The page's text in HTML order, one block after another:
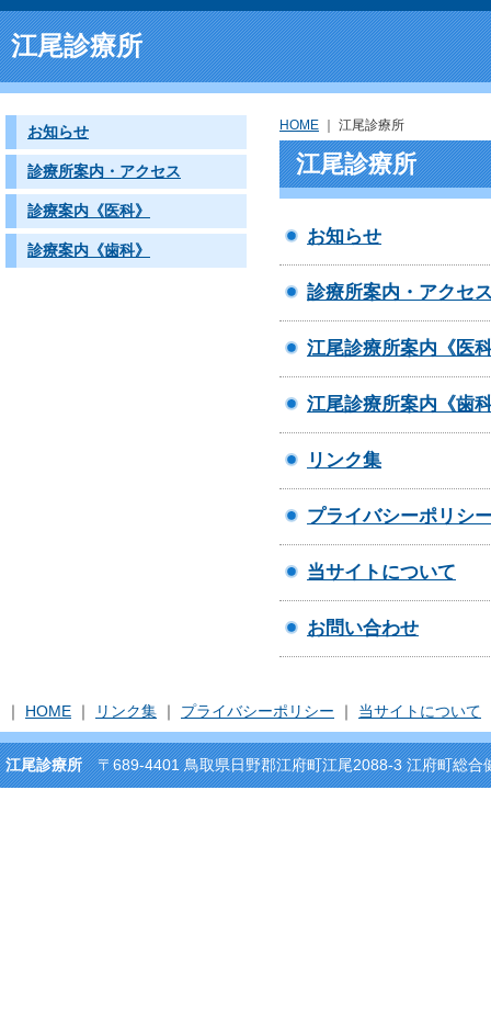
江尾診療所
お知らせ
診療所案内・アクセス
診療案内《医科》
診療案内《歯科》
HOME 江尾診療所
江尾診療所
お知らせ
診療所案内・アクセ
江尾診療所案内《医
江尾診療所案内《歯
リンク集
プライバシーポリシ
当サイトについて
お問い合わせ
｜ HOME ｜ リンク集 ｜ プライバシーポリシー ｜ 当サイトについて
江尾診療所〒689-4401 鳥取県日野郡江府町江尾2088-3 江府町総合